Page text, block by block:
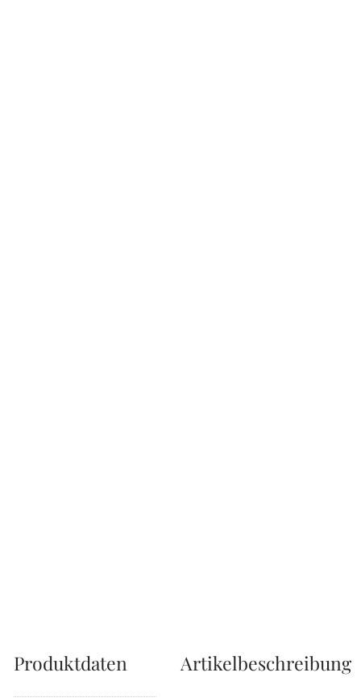
Produktdaten Artikelbeschreibung